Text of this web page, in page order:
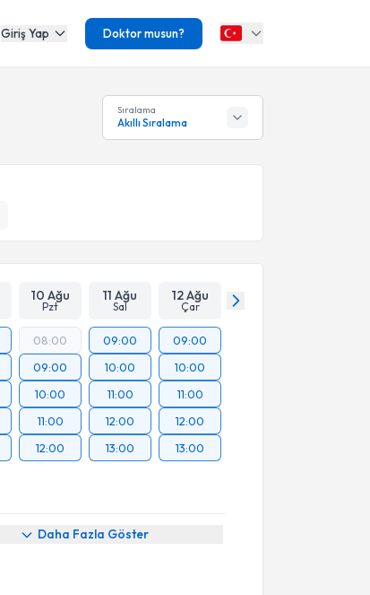
Giriş Yap Doktor musun?
Sıralama
Akıllı Sıralama
10 Ağu
Pzt
11 Ağu
Sal
12 Ağu
Çar
08:00
09:00
10:00
11:00
12:00
09:00
10:00
11:00
12:00
13:00
09:00
10:00
11:00
12:00
13:00
Daha Fazla Göster